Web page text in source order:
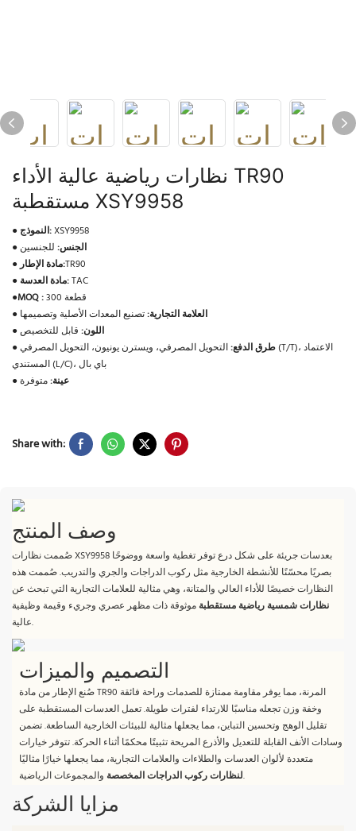
نظارات رياضية عالية الأداء TR90
مستقطبة XSY9958
● النموذج:XSY9958
●
الجنس: للجنسين
●
مادة الإطار:TR90
●
مادة العدسة:TAC
●MOQ :
300 قطعة
●
العلامة التجارية:تصنيع المعدات الأصلية وتصميمها
●
اللون: قابل للتخصيص
●
طرق الدفع:التحويل المصرفي، ويسترن يونيون، التحويل المصرفي (T/T)، الاعتماد
المستندي (L/C)، باي بال
●
عينة:متوفرة
Share with:
وصف المنتج
صُممت نظارات XSY9958 بعدسات جريئة على شكل درع توفر تغطية واسعة ووضوحًا
بصريًا محسّنًا للأنشطة الخارجية مثل ركوب الدراجات والجري والتدريب. صُممت هذه
النظارات خصيصًا للأداء العالي والمتانة، وهي مثالية للعلامات التجارية التي تبحث عن
نظارات شمسية رياضية مستقطبة موثوقة ذات مظهر عصري وجريء وقيمة وظيفية
عالية.
التصميم والميزات
صُنع الإطار من مادة TR90 المرنة، مما يوفر مقاومة ممتازة للصدمات وراحة فائقة
وخفة وزن تجعله مناسبًا للارتداء لفترات طويلة. تعمل العدسات المستقطبة على
تقليل الوهج وتحسين التباين، مما يجعلها مثالية للبيئات الخارجية الساطعة. تضمن
وسادات الأنف القابلة للتعديل والأذرع المريحة تثبيتًا محكمًا أثناء الحركة. تتوفر خيارات
متعددة لألوان العدسات والطلاءات والعلامات التجارية، مما يجعلها خيارًا مثاليًا
لنظارات ركوب الدراجات المخصصةوالمجموعات الرياضية.
مزايا الشركة